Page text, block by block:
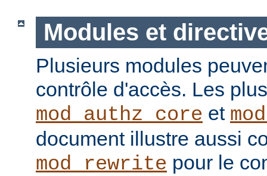
Modules et
Plusieurs modules
contrôle d'accès. Les
mod_authz_core et
document illustre aussi
mod_rewrite pour le